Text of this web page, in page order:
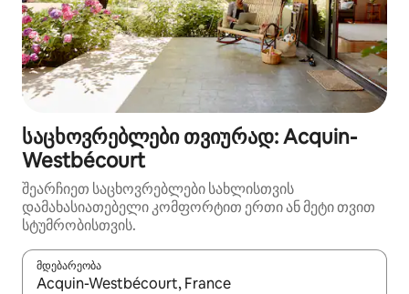
საცხოვრებლები თვიურად: Acquin-
Westbécourt
შეარჩიეთ საცხოვრებლები სახლისთვის
დამახასიათებელი კომფორტით ერთი ან მეტი თვით
სტუმრობისთვის.
მდებარეობა
როცა შედეგები ხელმისაწვდომი გახდება, ნავიგაციისთვის